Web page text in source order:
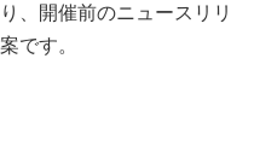
、開催前のニュースリリ
です。